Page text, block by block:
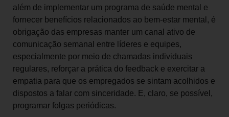
além de implementar um programa de saúde mental e
fornecer benefícios relacionados ao bem-estar mental, é
obrigação das empresas manter um canal ativo de
comunicação semanal entre líderes e equipes,
especialmente por meio de chamadas individuais
regulares, reforçar a prática do feedback e exercitar a
empatia para que os empregados se sintam acolhidos e
dispostos a falar com sinceridade. E, claro, se possível,
programar folgas periódicas.